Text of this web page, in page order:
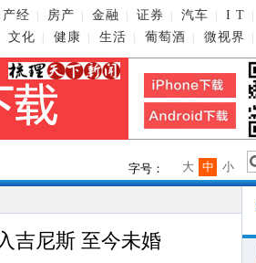
产经 房产 金融 证券 汽车 I T
文化 健康 生活 葡萄酒 微视界
字号： 小
中
大
吉尼斯 至今未婚